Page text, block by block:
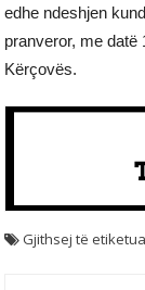
edhe ndeshjen
pranveror, me datë
Kërçovës.
Gjithsej të